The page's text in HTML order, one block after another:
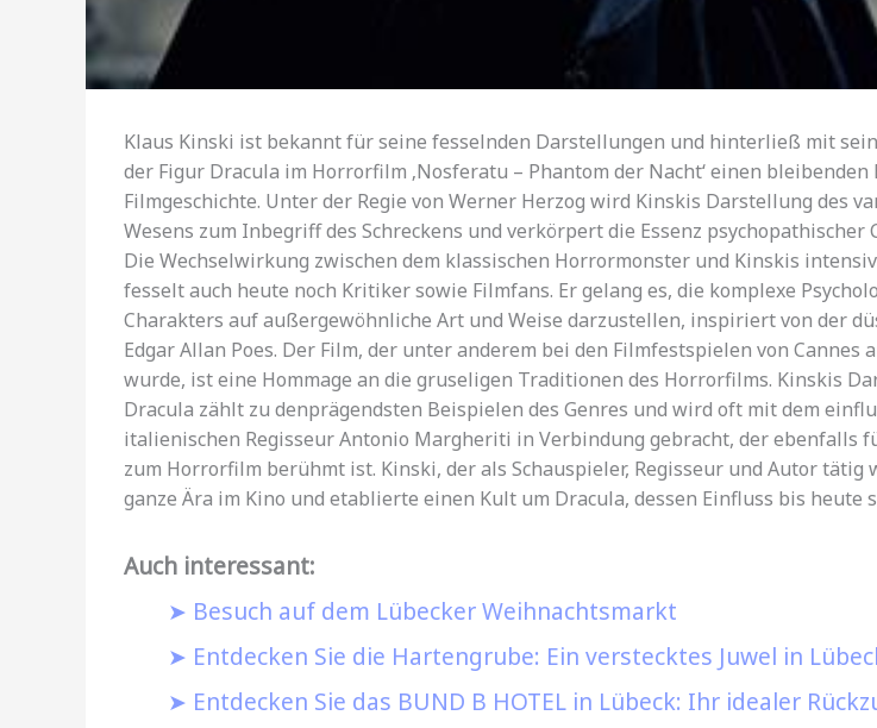
Klaus Kinski ist bekannt für seine fesselnden Darstellungen und hinterließ mit
der Figur Dracula im Horrorfilm ‚Nosferatu – Phantom der Nacht‘ einen bleibenden
Filmgeschichte. Unter der Regie von Werner Herzog wird Kinskis Darstellung des
Wesens zum Inbegriff des Schreckens und verkörpert die Essenz psychopathischer
Die Wechselwirkung zwischen dem klassischen Horrormonster und Kinskis
fesselt auch heute noch Kritiker sowie Filmfans. Er gelang es, die komplexe
Charakters auf außergewöhnliche Art und Weise darzustellen, inspiriert von der
Edgar Allan Poes. Der Film, der unter anderem bei den Filmfestspielen von Cannes
wurde, ist eine Hommage an die gruseligen Traditionen des Horrorfilms. Kinskis
Dracula zählt zu denprägendsten Beispielen des Genres und wird oft mit dem
italienischen Regisseur Antonio Margheriti in Verbindung gebracht, der ebenfalls
zum Horrorfilm berühmt ist. Kinski, der als Schauspieler, Regisseur und Autor tätig
ganze Ära im Kino und etablierte einen Kult um Dracula, dessen Einfluss bis heute
Auch interessant:
Besuch auf dem Lübecker Weihnachtsmarkt
Entdecken Sie die Hartengrube: Ein verstecktes Juwel in
Entdecken Sie das BUND B HOTEL in Lübeck: Ihr idealer